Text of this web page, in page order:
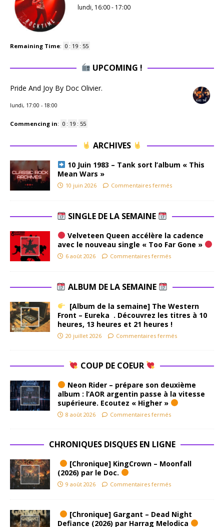
lundi, 16:00- 17:00
Remaining Time: 0 : 19 : 54
UPCOMING !
Pride And Joy By Doc Olivier.
lundi, 17:00 - 18:00
Commencing in: 0 : 19 : 54
ARCHIVES
10 Juin 1983 – Tank sort l’album « This
Mean Wars »
10 juin 2026 Commentaires fermés
SINGLE DE LA SEMAINE
Velveteen Queen accélère la cadence
avec le nouveau single « Too Far Gone »
6 août 2026 Commentaires fermés
ALBUM DE LA SEMAINE
[Album de la semaine] The Western
Front – Eureka . Découvrez les titres à 10
heures, 13 heures et 21 heures !
20 juillet 2026 Commentaires fermés
COUP DE COEUR
Neon Rider – prépare son deuxième
album : l’AOR argentin passe à la vitesse
supérieure. Ecoutez « Higher »
8 août 2026 Commentaires fermés
CHRONIQUES DISQUES EN LIGNE
[Chronique] KingCrown – Moonfall
(2026) par le Doc.
9 août 2026 Commentaires fermés
[Chronique] Gargant – Dead Night
Defiance (2026) par Harrag Melodica